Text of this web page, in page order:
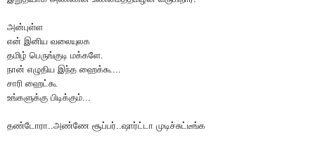
அன்புள்ள
என் இனிய வலையுலக
தமிழ் பெருங்குடி மக்களே.
நான் எழுதிய இந்த ஹைக்கூ...
சாரி ஹைட்கூ
உங்களுக்கு பிடிக்கும்...
தண்டோரா..அண்ணே சூப்பர்..ஷார்ட்டா முடிச்சுட்டீங்க